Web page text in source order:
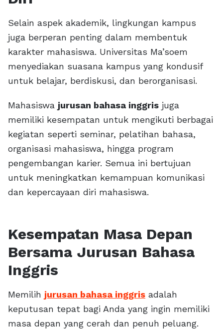
Selain aspek akademik, lingkungan kampus
juga berperan penting dalam membentuk
karakter mahasiswa. Universitas Ma’soem
menyediakan suasana kampus yang kondusif
untuk belajar, berdiskusi, dan berorganisasi.
Mahasiswa jurusan bahasa inggris juga
memiliki kesempatan untuk mengikuti berbagai
kegiatan seperti seminar, pelatihan bahasa,
organisasi mahasiswa, hingga program
pengembangan karier. Semua ini bertujuan
untuk meningkatkan kemampuan komunikasi
dan kepercayaan diri mahasiswa.
Kesempatan Masa Depan
Bersama Jurusan Bahasa
Inggris
Memilih jurusan bahasa inggris adalah
keputusan tepat bagi Anda yang ingin memiliki
masa depan yang cerah dan penuh peluang.